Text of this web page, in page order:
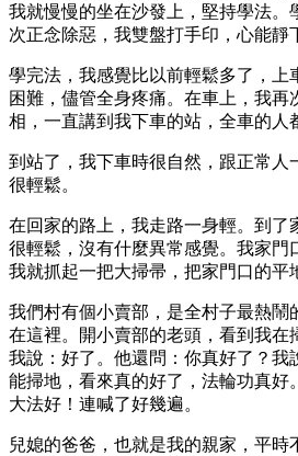
我就慢慢的坐在沙發上，堅持學法。
次正念除惡，我雙盤打手印，心能靜
學完法，我感覺比以前輕鬆多了，上
困難，儘管全身疼痛。在車上，我再
相，一直講到我下車的站，全車的人
到站了，我下車時很自然，跟正常人
很輕鬆。
在回家的路上，我走路一身輕。到了
很輕鬆，沒有什麼異常感覺。我家門
我就抓起一把大掃帚，把家門口的平
我們村有個小賣部，是全村子最熱鬧
在這裡。開小賣部的老頭，看到我在
我說：好了。他還問：你真好了？我
能掃地，看來真的好了，法輪功真好
大法好！連喊了好幾遍。
兒媳的爸爸，也就是我的親家，平時